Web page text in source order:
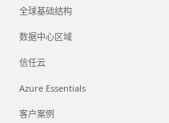
全球基础结构
数据中心区域
信任云
Azure Essentials
客户案例